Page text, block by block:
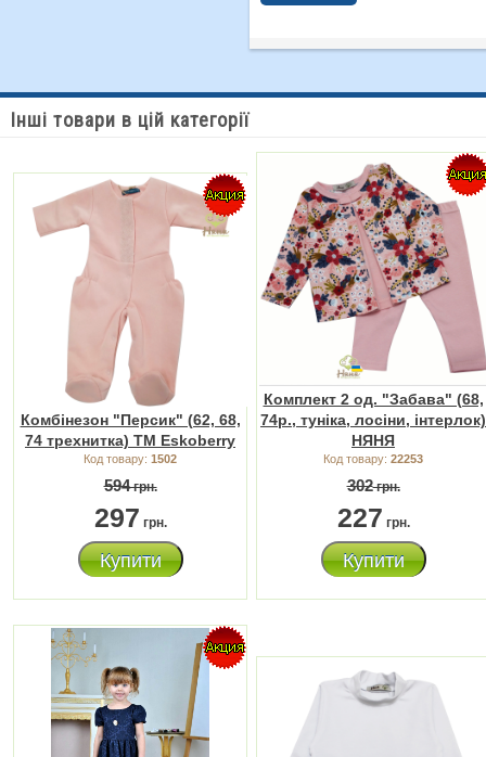
Інші товари в цій категорії
Комбінезон "Персик" (62, 68,
74 трехнитка) ТМ Eskoberry
Код товару: 1502
594грн.
297 грн.
Купити
Комплект 2 од. "Забава" (68,
74р., туніка, лосіни, інтерлок)
НЯНЯ
Код товару: 22253
302грн.
227 грн.
Купити